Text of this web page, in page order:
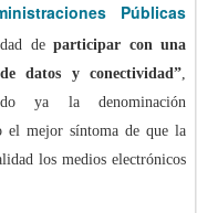
Públicas
de participar con una
datos y conectividad”,
ya la denominación
el mejor síntoma de que la
los medios electrónicos